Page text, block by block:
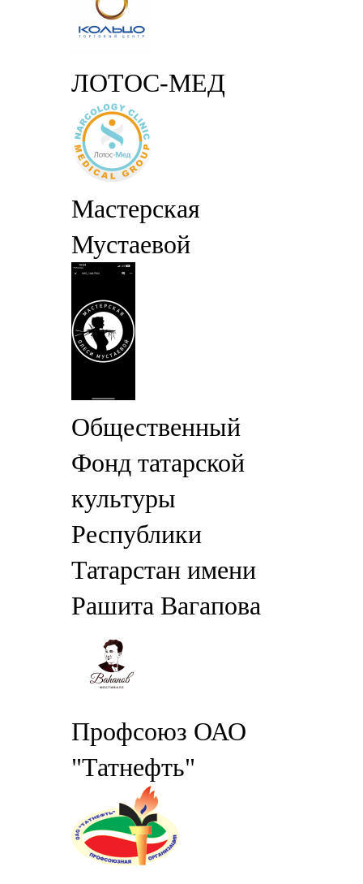
ЛОТОС-МЕД
Мастерская
Мустаевой
Общественный
Фонд татарской
культуры
Республики
Татарстан имени
Рашита Вагапова
Профсоюз ОАО
"Татнефть"